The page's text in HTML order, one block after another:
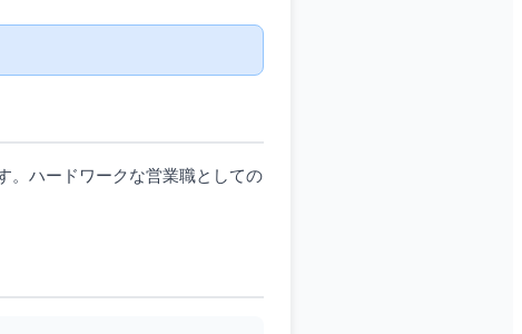
。ハードワークな営業職としての